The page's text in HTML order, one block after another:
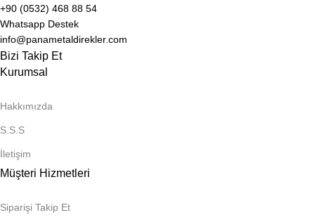
+90 (0532) 468 88 54
Whatsapp Destek
info@panametaldirekler.com
Bizi Takip Et
Kurumsal
Hakkımızda
S.S.S
İletişim
Müşteri Hizmetleri
Siparişi Takip Et